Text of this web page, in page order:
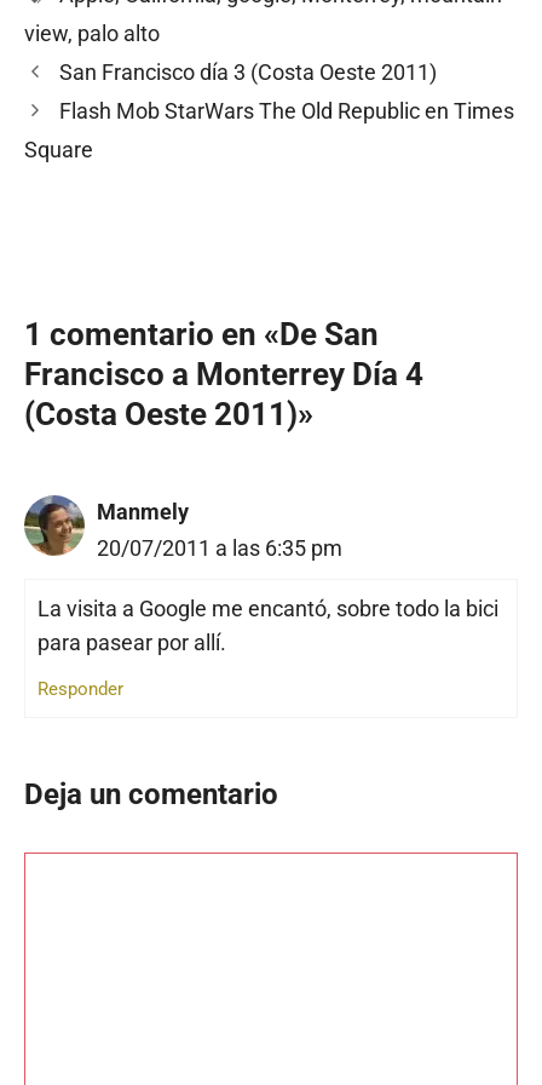
view, palo alto
San Francisco día 3 (Costa Oeste 2011)
Flash Mob StarWars The Old Republic en Times
Square
1 comentario en «De San
Francisco a Monterrey Día 4
(Costa Oeste 2011)»
Manmely
20/07/2011 a las 6:35 pm
La visita a Google me encantó, sobre todo la bici
para pasear por allí.
Responder
Deja un comentario